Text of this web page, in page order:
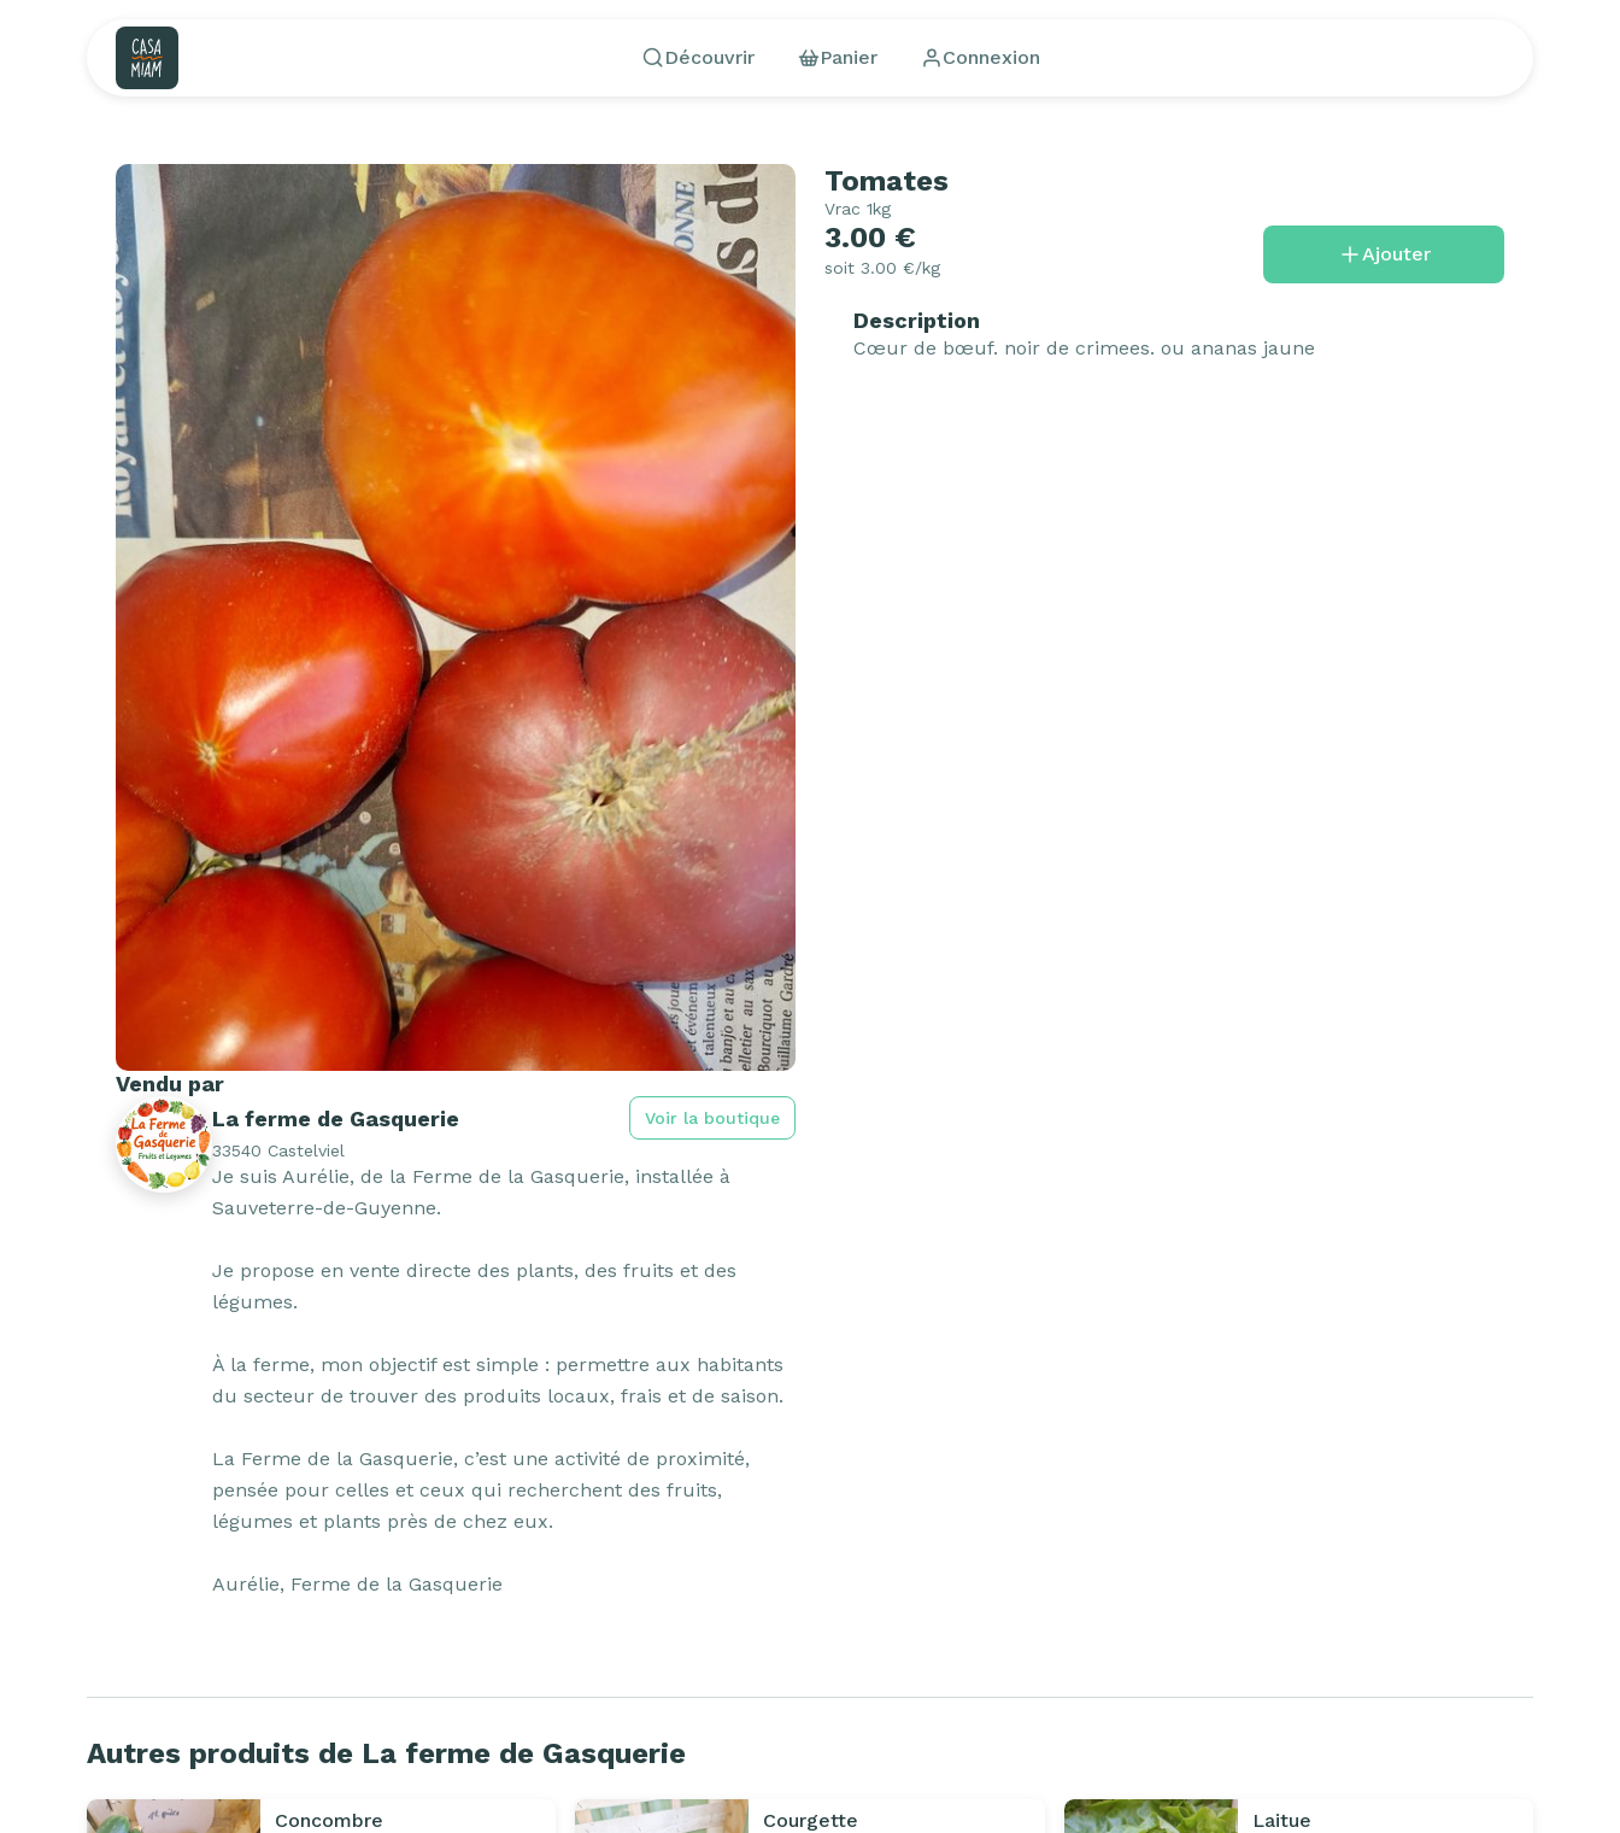
Découvrir Panier Connexion
Vendu par
La ferme de Gasquerie
Voir la boutique
33540 Castelviel
Je suis Aurélie, de la Ferme de la Gasquerie, installée à
Sauveterre-de-Guyenne.
Je propose en vente directe des plants, des fruits et des
légumes.
À la ferme, mon objectif est simple : permettre aux habitants
du secteur de trouver des produits locaux, frais et de saison.
La Ferme de la Gasquerie, c’est une activité de proximité,
pensée pour celles et ceux qui recherchent des fruits,
légumes et plants près de chez eux.
Aurélie, Ferme de la Gasquerie
Tomates
Vrac 1kg
3.00 €
soit 3.00 €/kg
Ajouter
Description
Cœur de bœuf. noir de crimees. ou ananas jaune
Autres produits de La ferme de Gasquerie
Concombre Courgette Laitue